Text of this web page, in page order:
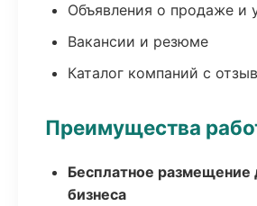
Объявления о продаже и
Вакансии и резюме
Каталог компаний с
Преимущества
Бесплатное размещение
бизнеса